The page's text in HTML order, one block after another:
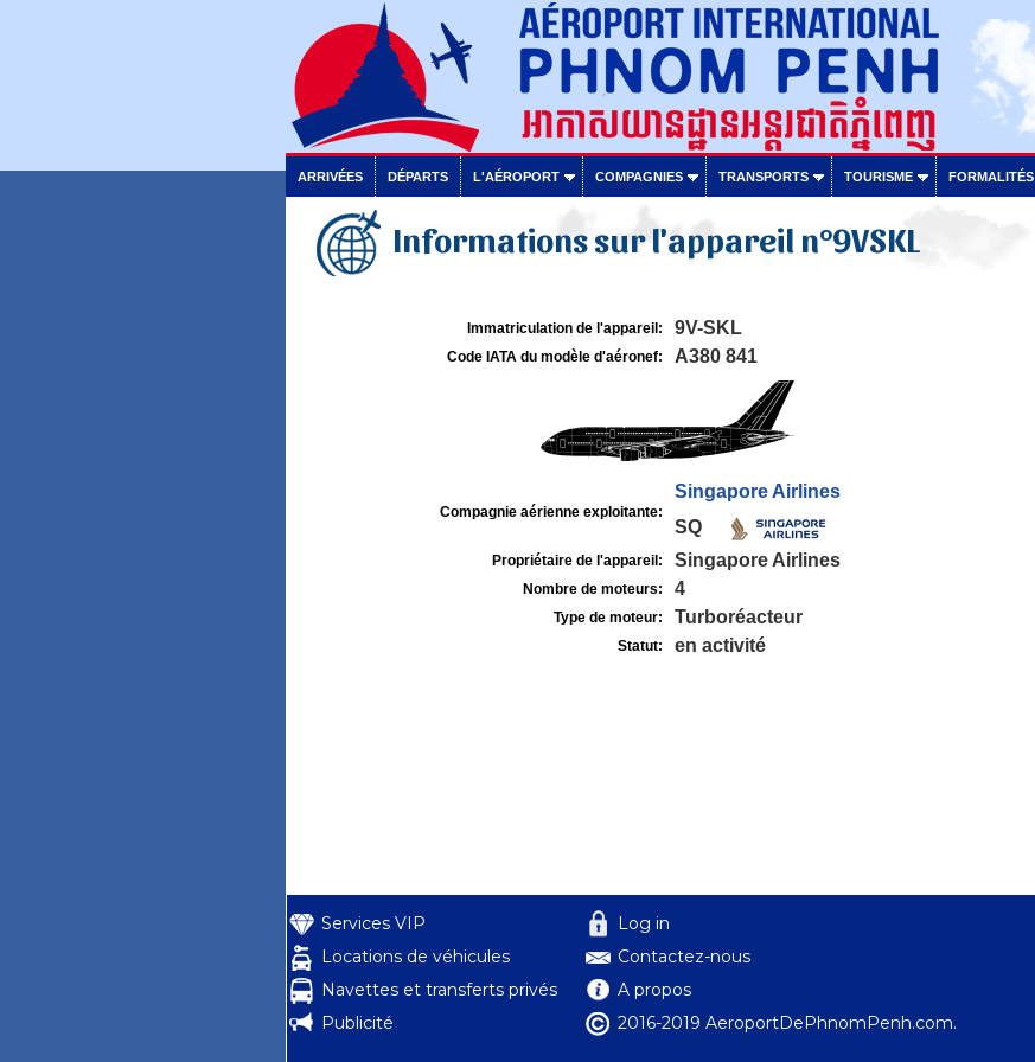
ARRIVÉES DÉPARTS L'AÉROPORT COMPAGNIES TRANSPORTS TOURISME FORMALITÉS
Informations sur l'appareil n°9VSKL
Immatriculation de l'appareil: 9V-SKL
Code IATA du modèle d'aéronef: A380 841
Compagnie aérienne exploitante:
Singapore Airlines
SQ
Propriétaire de l'appareil: Singapore Airlines
Nombre de moteurs: 4
Type de moteur: Turboréacteur
Statut: en activité
Services VIP
Locations de véhicules
Navettes et transferts privés
Publicité
Log in
Contactez-nous
A propos
2016-2019 AeroportDePhnomPenh.com.